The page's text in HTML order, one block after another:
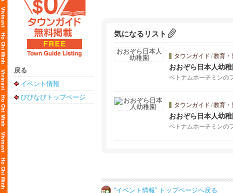
戻る
イベント情報
びびなびトップページ
気になるリスト
タウンガイド /教育・
おおぞら日本人幼稚
ベトナムホーチミンの
タウンガイド /教育・
おおぞら日本人幼稚
ベトナムホーチミンの
“イベント情報” トップページへ戻る